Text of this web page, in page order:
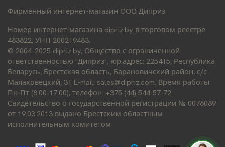
Фирменный интернет-магазин ООО Диприз
Номер интернет-магазина dipriz.by в торговом реестре
483822, УНП 200219483.
© 2004–2025 dipriz.by, Общество с ограниченной
ответственностью "Диприз", юр.адрес: 225415, Республика
Беларусь, Брестская область, Барановичский район, с/с
Малаховецкий, 31 E-mail: sales@dipriz.com. Время работы
Пн-Пт (8:00-17:00), телефон: +375 (44) 544-57-72.
Свидетельство о государственной регистрации № 0076089
от 19.03.2013 выдано Брестским областным
исполнительным комитетом